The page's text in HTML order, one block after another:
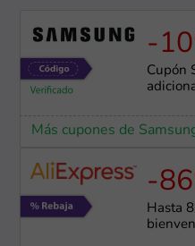
-
Cupón
Más cupones de
-
Hasta